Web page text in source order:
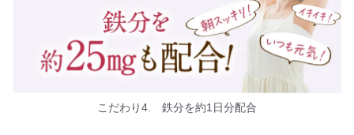
こだわり4. 鉄分を約1日分配合